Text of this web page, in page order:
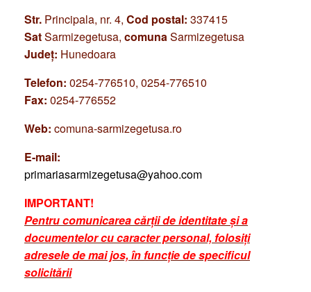
Str. Principala, nr. 4, Cod postal: 337415
SatSarmizegetusa, comunaSarmizegetusa
Județ: Hunedoara
Telefon: 0254-776510, 0254-776510
Fax: 0254-776552
Web: comuna-sarmizegetusa.ro
E-mail:
primariasarmizegetusa@yahoo.com
IMPORTANT!
Pentru comunicarea cărții de identitate și a
documentelor cu caracter personal, folosiți
adresele de mai jos, în funcție de specificul
solicitării